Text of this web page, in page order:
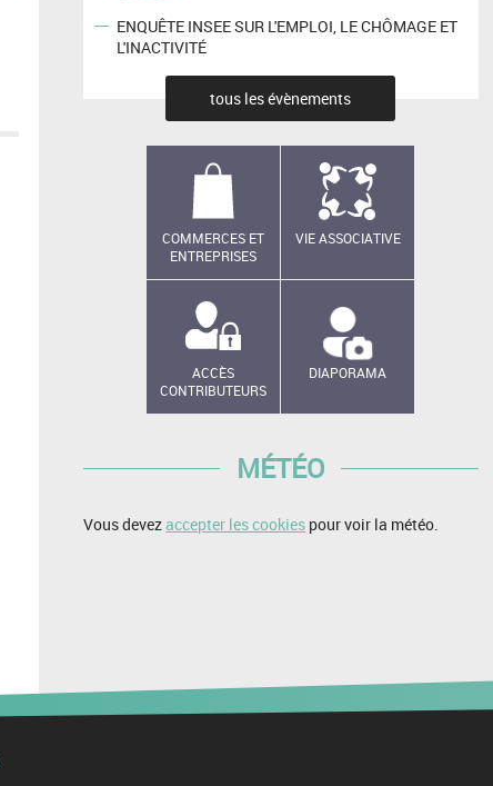
ENQUÊTE INSEE SUR L'EMPLOI, LE CHÔMAGE ET
L'INACTIVITÉ
tous les évènements
COMMERCES ET
ENTREPRISES
VIE ASSOCIATIVE
ACCÈS
CONTRIBUTEURS
DIAPORAMA
MÉTÉO
Vous devezaccepter les cookies pour voir la météo.